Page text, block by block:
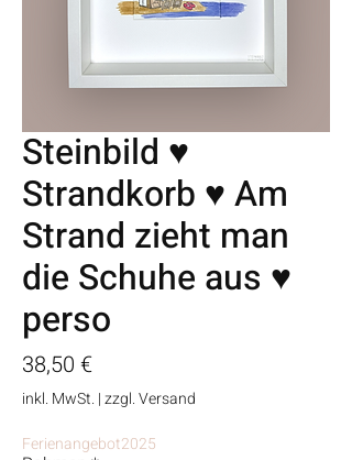
Steinbild ♥
Strandkorb ♥ Am
Strand zieht man
die Schuhe aus ♥
perso
38,50 €Preis
inkl. MwSt. |zzgl. Versand
Ferienangebot2025